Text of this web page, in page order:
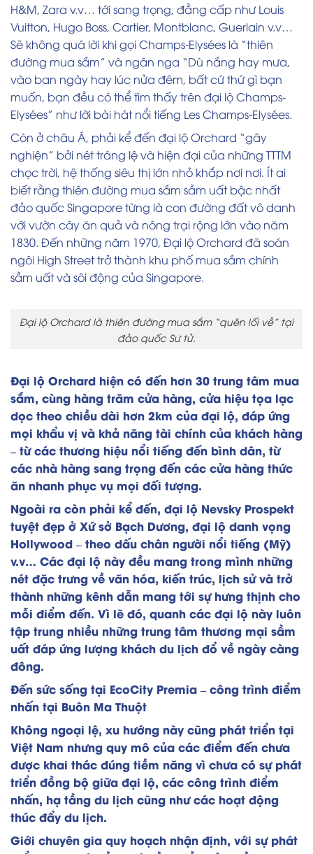
H&M, Zara v.v… tới sang trọng, đẳng cấp như Louis
Vuitton, Hugo Boss, Cartier, Montblanc, Guerlain v.v…
Sẽ không quá lời khi gọi Champs-Elysées là “thiên
đường mua sắm” và ngân nga “Dù nắng hay mưa,
vào ban ngày hay lúc nửa đêm, bất cứ thứ gì bạn
muốn, bạn đều có thể tìm thấy trên đại lộ Champs-
Elysées” như lời bài hát nổi tiếng Les Champs-Elysées.
Còn ở châu Á, phải kể đến đại lộ Orchard “gây
nghiện” bởi nét tráng lệ và hiện đại của những TTTM
chọc trời, hệ thống siêu thị lớn nhỏ khắp nơi nơi. Ít ai
biết rằng thiên đường mua sắm sầm uất bậc nhất
đảo quốc Singapore từng là con đường đất vô danh
với vườn cây ăn quả và nông trại rộng lớn vào năm
1830. Đến những năm 1970, Đại lộ Orchard đã soán
ngôi High Street trở thành khu phố mua sắm chính
sầm uất và sôi động của Singapore.
Đại lộ Orchard là thiên đường mua sắm “quên lối về” tại
đảo quốc Sư tử.
Đại lộ Orchard hiện có đến hơn 30 trung tâm mua
sắm, cùng hàng trăm cửa hàng, cửa hiệu tọa lạc
dọc theo chiều dài hơn 2km của đại lộ, đáp ứng
mọi khẩu vị và khả năng tài chính của khách hàng
– từ các thương hiệu nổi tiếng đến bình dân, từ
các nhà hàng sang trọng đến các cửa hàng thức
ăn nhanh phục vụ mọi đối tượng.
Ngoài ra còn phải kể đến, đại lộ Nevsky Prospekt
tuyệt đẹp ở Xứ sở Bạch Dương, đại lộ danh vọng
Hollywood – theo dấu chân người nổi tiếng (Mỹ)
v.v… Các đại lộ này đều mang trong mình những
nét đặc trưng về văn hóa, kiến trúc, lịch sử và trở
thành những kênh dẫn mang tới sự hưng thịnh cho
mỗi điểm đến. Vì lẽ đó, quanh các đại lộ này luôn
tập trung nhiều những trung tâm thương mại sầm
uất đáp ứng lượng khách du lịch đổ về ngày càng
đông.
Đến sức sống tại EcoCity Premia – công trình điểm
nhấn tại Buôn Ma Thuột
Không ngoại lệ, xu hướng này cũng phát triển tại
Việt Nam nhưng quy mô của các điểm đến chưa
được khai thác đúng tiềm năng vì chưa có sự phát
triển đồng bộ giữa đại lộ, các công trình điểm
nhấn, hạ tầng du lịch cũng như các hoạt động
thúc đẩy du lịch.
Giới chuyên gia quy hoạch nhận định, với sự phát